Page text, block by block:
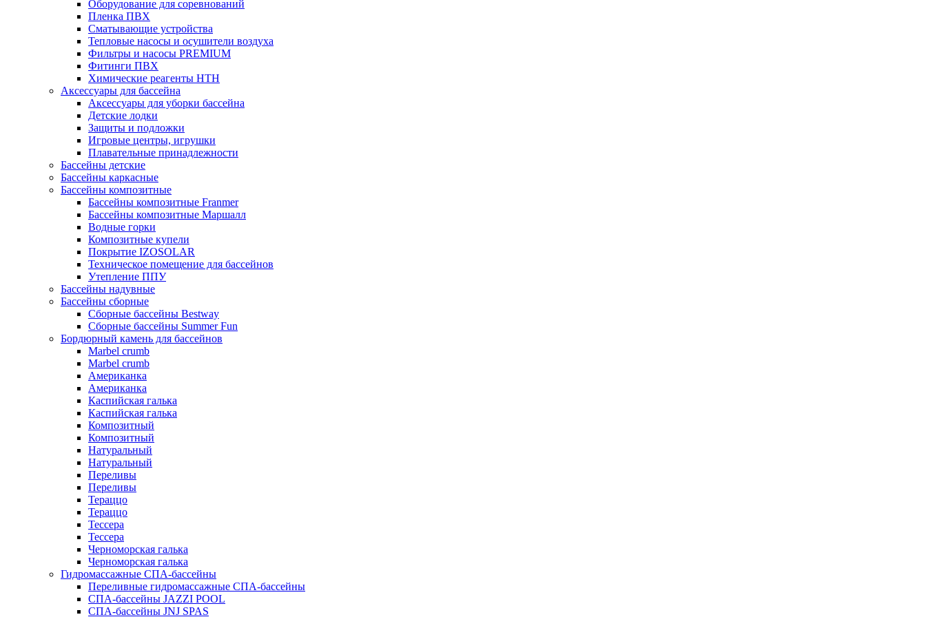
Оборудование для соревнований
Пленка ПВХ
Сматывающие устройства
Тепловые насосы и осушители воздуха
Фильтры и насосы PREMIUM
Фитинги ПВХ
Химические реагенты HTH
Аксессуары для бассейна
Аксессуары для уборки бассейна
Детские лодки
Защиты и подложки
Игровые центры, игрушки
Плавательные принадлежности
Бассейны детские
Бассейны каркасные
Бассейны композитные
Бассейны композитные Franmer
Бассейны композитные Маршалл
Водные горки
Композитные купели
Покрытие IZOSOLAR
Техническое помещение для бассейнов
Утепление ППУ
Бассейны надувные
Бассейны сборные
Сборные бассейны Bestway
Сборные бассейны Summer Fun
Бордюрный камень для бассейнов
Marbel crumb
Marbel crumb
Американка
Американка
Каспийская галька
Каспийская галька
Композитный
Композитный
Натуральный
Натуральный
Переливы
Переливы
Тераццо
Тераццо
Тессера
Тессера
Черноморская галька
Черноморская галька
Гидромассажные СПА-бассейны
Переливные гидромассажные СПА-бассейны
СПА-бассейны JAZZI POOL
СПА-бассейны JNJ SPAS